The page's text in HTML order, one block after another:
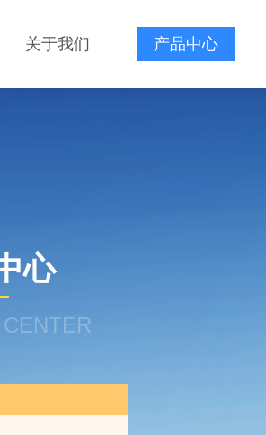
关于我们 产品中心
心